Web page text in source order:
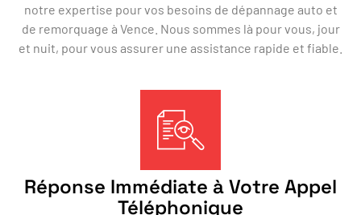
notre expertise pour vos besoins de dépannage auto et
de remorquage à Vence. Nous sommes là pour vous, jour
et nuit, pour vous assurer une assistance rapide et fiable.
Réponse Immédiate à Votre Appel
Téléphonique